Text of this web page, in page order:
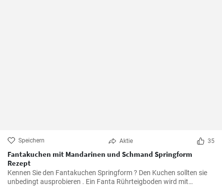
Speichern Aktie 35
Fantakuchen mit Mandarinen und Schmand Springform
Rezept
Kennen Sie den Fantakuchen Springform ? Den Kuchen sollten sie
unbedingt ausprobieren . Ein Fanta Rührteigboden wird mit